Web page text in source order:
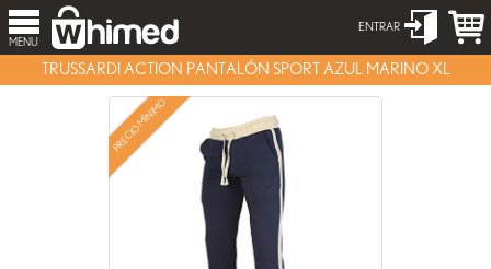
MENU
ENTRAR
TRUSSARDI ACTION PANTALÓN SPORT AZUL MARINO XL
PRECIO MÍNIMO